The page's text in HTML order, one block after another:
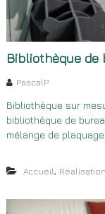
Bibliothèque de
PascalP
Bibliothèque sur
bibliothèque de
mélange de
Accueil, Réalisation